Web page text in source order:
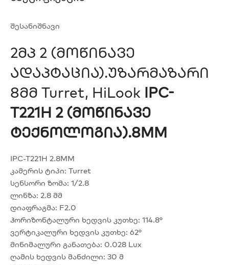
შესანიშნავი
2მპ 2 (მოწინავე
Ადაპტაცია).უზარმაზარი
8მმ Turret, HiLook IPC-
T221H 2 (მოწინავე
Ტექნოლოგია).8MM
IPC-T221H 2.8MM
კამერის ტიპი: Turret
სენსორი ზომა: 1/2.8
ლინზა: 2.8 მმ
დიაფრაგმა: F2.0
ჰორიზონტალური ხედვის კუთხე: 114.8°
ვერტიკალური ხედვის კუთხე: 62°
მინიმალური განათება: 0.028 Lux
ღამის ხედვის მანძილი: 30 მ